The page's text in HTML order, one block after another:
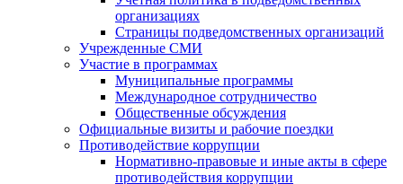
организациях
Страницы подведомственных организаций
Учрежденные СМИ
Участие в программах
Муниципальные программы
Международное сотрудничество
Общественные обсуждения
Официальные визиты и рабочие поездки
Противодействие коррупции
Нормативно-правовые и иные акты в сфере
противодействия коррупции